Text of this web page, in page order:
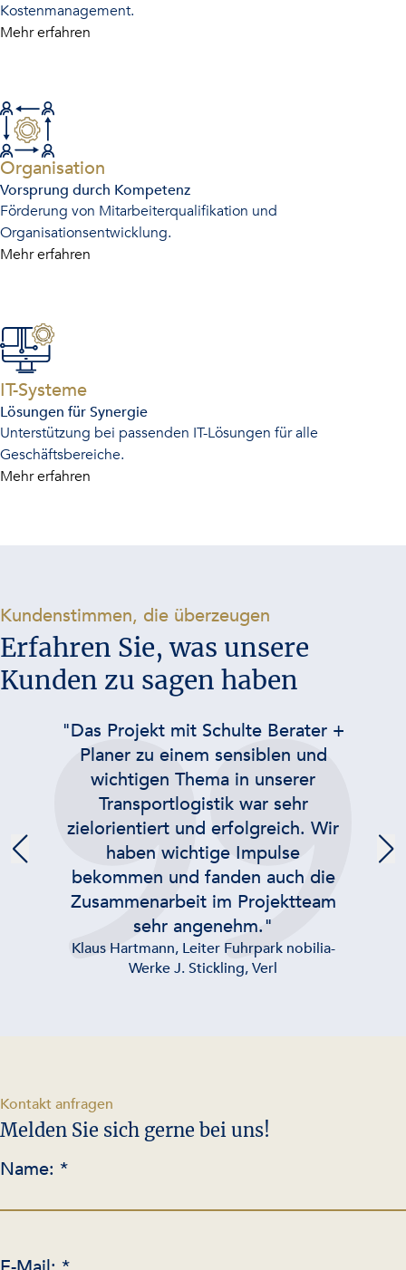
Kostenmanagement.
Mehr erfahren
Organisation
Vorsprung durch Kompetenz
Förderung von Mitarbeiterqualifikation und
Organisationsentwicklung.
Mehr erfahren
IT-Systeme-
Lösungen für Synergie
Unterstützung bei passenden IT-Lösungen für alle
Geschäftsbereiche.
Mehr erfahren
Kundenstimmen, die überzeugen
Erfahren Sie, was unsere
Kunden zu sagen haben
"Das Projekt mit Schulte Berater +
Planer zu einem sensiblen und
wichtigen Thema in unserer
Transportlogistik war sehr
zielorientiert und erfolgreich. Wir
haben wichtige Impulse
bekommen und fanden auch die
Zusammenarbeit im Projektteam
sehr angenehm."
Klaus Hartmann, Leiter Fuhrpark nobilia-
Werke J. Stickling, Verl
Kontakt anfragen
Melden Sie sich gerne bei uns!
Name: *